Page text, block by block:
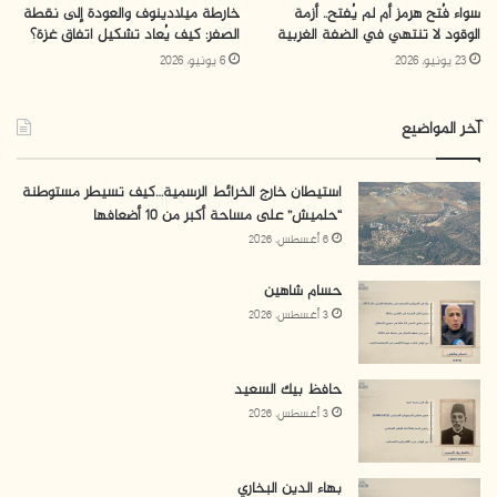
غزة ورام الله، ولكنها لم تكن ضمن نسق زماني محدد. فوفقًا
اعتيادية، أي بدعوة من رئيسه، أو بناء على طلب من اللجنة
التنفيذية، حيث كان انعقاده مرتبطًا بتطورات سياسية
وميدانية تمر بها القضية الفلسطينية.
شكلت بعضجلسات المجلس
انعقد المجلس في تونس، وأقرَّ اتفاقية أوسلو، وقرر تكليف
اللجنة التنفيذية بتشكيل مجلس السلطة الفلسطينية في
موضوع إعلان الدولة الفلسطينية المستقلة، لكنه قرر تأجيل
الإعلان إلى أجل غير مسمى.
سواء فُتح هرمز أم لم يُفتح.. أزمة
الوقود لا تنتهي في الضفة الغربية
23 يونيو، 2026
خارطة ميلادينوف والعودة إلى نقطة
الصفر: كيف يُعاد تشكيل اتفاق غزة؟
6 يونيو، 2026
آخر المواضيع
استيطان خارج الخرائط الرسمية…كيف تسيطر مستوطنة
“حلميش” على مساحة أكبر من 10 أضعافها
6 أغسطس، 2026
حسام شاهين
3 أغسطس، 2026
حافظ بيك السعيد
3 أغسطس، 2026
بهاء الدين البخاري